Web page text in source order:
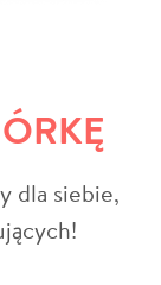
dla siebie,